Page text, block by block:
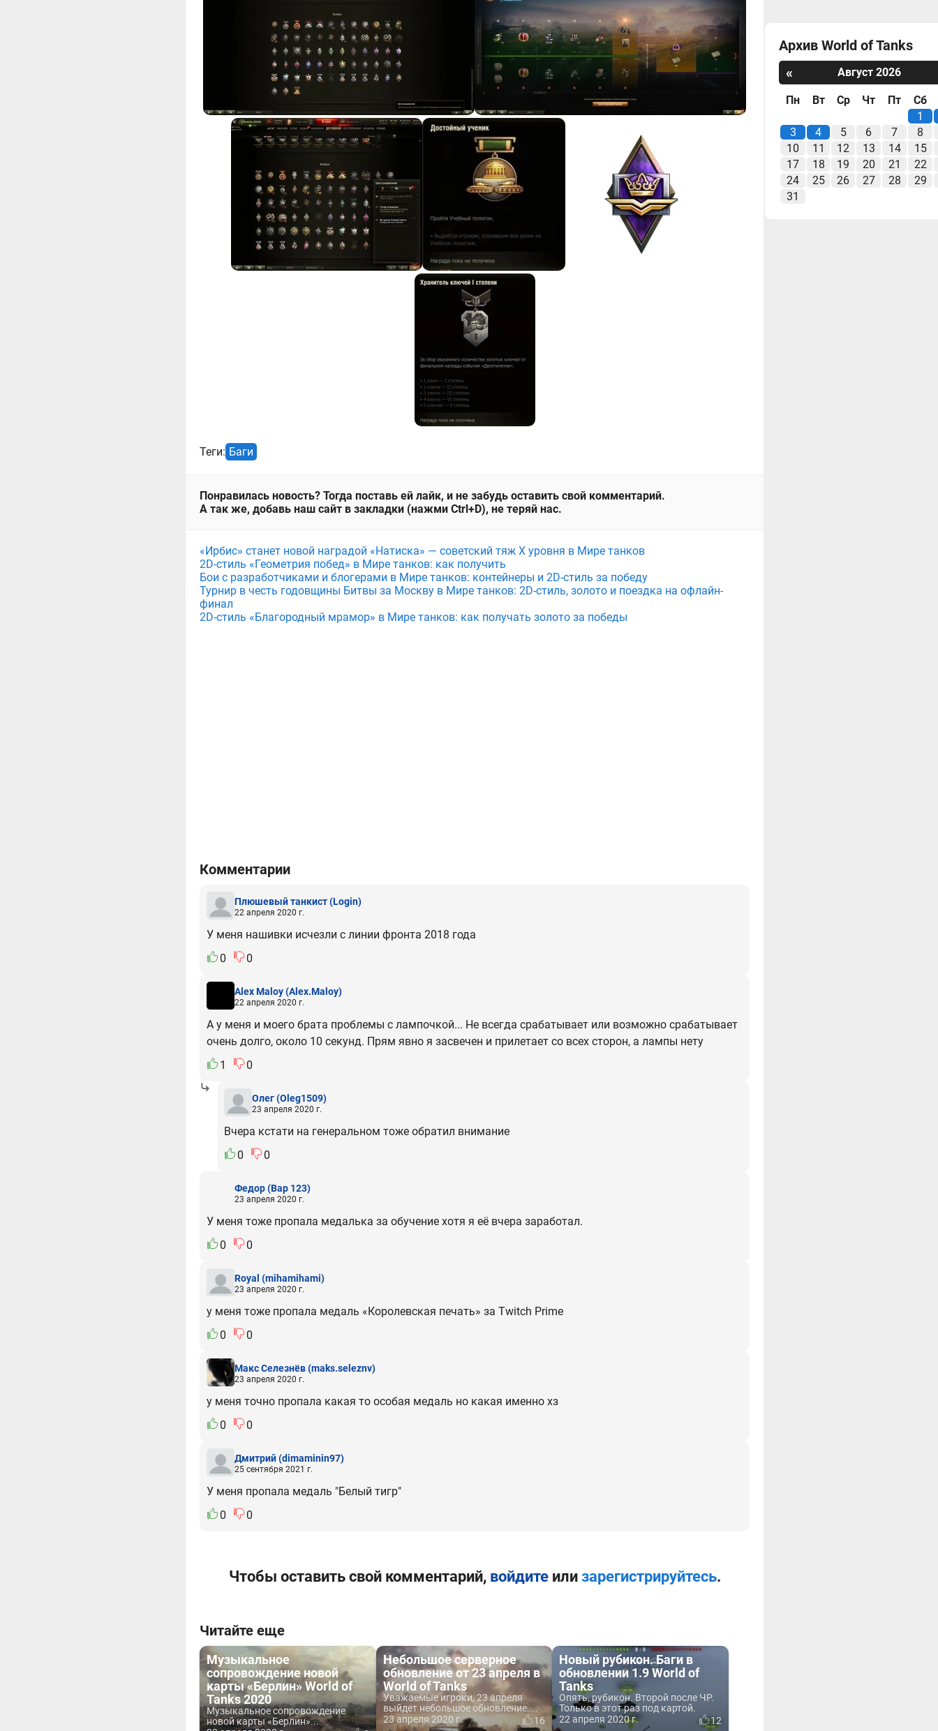
Теги: Баги
Понравилась новость? Тогда поставь ей лайк, и не забудь оставить свой комментарий.
А так же, добавь наш сайт в закладки (нажми Ctrl+D), не теряй нас.
«Ирбис» станет новой наградой «Натиска» — советский тяж X уровня в Мире танков
2D-стиль «Геометрия побед» в Мире танков: как получить
Бои с разработчиками и блогерами в Мире танков: контейнеры и 2D-стиль за победу
Турнир в честь годовщины Битвы за Москву в Мире танков: 2D-стиль, золото и поездка на офлайн-
финал
2D-стиль «Благородный мрамор» в Мире танков: как получать золото за победы
Комментарии
Плюшевый танкист(Login)
22 апреля 2020 г.
У меня нашивки исчезли с линии фронта 2018 года
0
0
Alex Maloy(Alex.Maloy)
22 апреля 2020 г.
А у меня и моего брата проблемы с лампочкой... Не всегда срабатывает или возможно срабатывает
очень долго, около 10 секунд. Прям явно я засвечен и прилетает со всех сторон, а лампы нету
1
0
Олег(Oleg1509)
23 апреля 2020 г.
Вчера кстати на генеральном тоже обратил внимание
0
0
Федор(Вар 123)
23 апреля 2020 г.
У меня тоже пропала медалька за обучение хотя я её вчера заработал.
0
0
Royal (mihamihami)
23 апреля 2020 г.
у меня тоже пропала медаль «Королевская печать» за Twitch Prime
0
0
Макс Селезнёв(maks.seleznv)
23 апреля 2020 г.
у меня точно пропала какая то особая медаль но какая именно хз
0
0
Дмитрий(dimaminin97)
25 сентября 2021 г.
У меня пропала медаль "Белый тигр"
0
0
Чтобы оставить свой комментарий, войдитеили зарегистрируйтесь.
Читайте еще
Музыкальное
сопровождение новой
карты «Берлин» World of
Tanks 2020
Музыкальное сопровождение
новой карты «Берлин»...
Небольшое серверное
обновление от 23 апреля в
World of Tanks
Уважаемые игроки, 23 апреля
выйдет небольшое обновление....
23 апреля 2020 г.
16
Новый рубикон. Баги в
обновлении 1.9 World of
Tanks
Опять, рубикон. Второй после ЧР.
Только в этот раз под картой.
22 апреля 2020 г.
12
Архив World of Tanks
«
Август 2026
Пн Вт Ср Чт Пт
Сб
1
3
4 5 6 7
8
10
11 12 13 14
15
17
18 19 20 21
22
24
25 26 27 28
29
31